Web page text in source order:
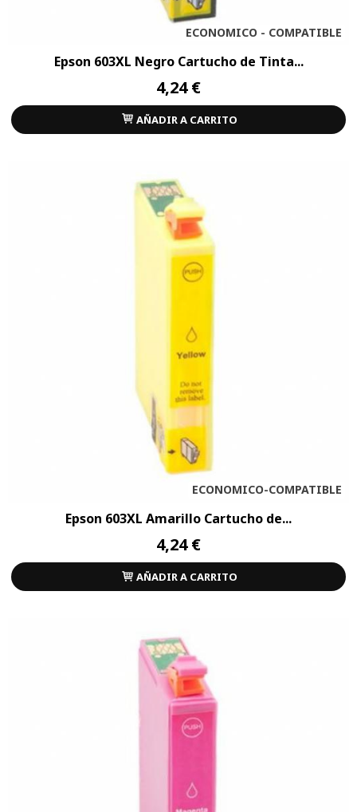
ECONOMICO - COMPATIBLE
Epson 603XL Negro Cartucho de Tinta...
4,24 €
AÑADIR A CARRITO
ECONOMICO-COMPATIBLE
Epson 603XL Amarillo Cartucho de...
4,24 €
AÑADIR A CARRITO